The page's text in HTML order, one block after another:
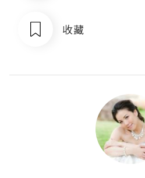
收藏